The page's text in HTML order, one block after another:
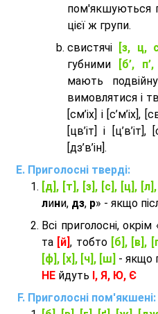
пом'якшуються
цієї ж групи.
cвистячі
[з, ц,
губними
[б’,
мають
вимовлятися і
[см’іх] і [с’м’іх],
[цв’іт] і
[дз’в’iн].
Приголосні тверді:
[д], [т], [з], [с], [ц],
лини, дз, р» - якщо
Всі приголосні, окрім
та [й], тобто [б], [в],
[ф], [х], [ч], [ш] - якщо
НЕ йдуть І, Я, Ю, Є
Приголосні пом'якшені: